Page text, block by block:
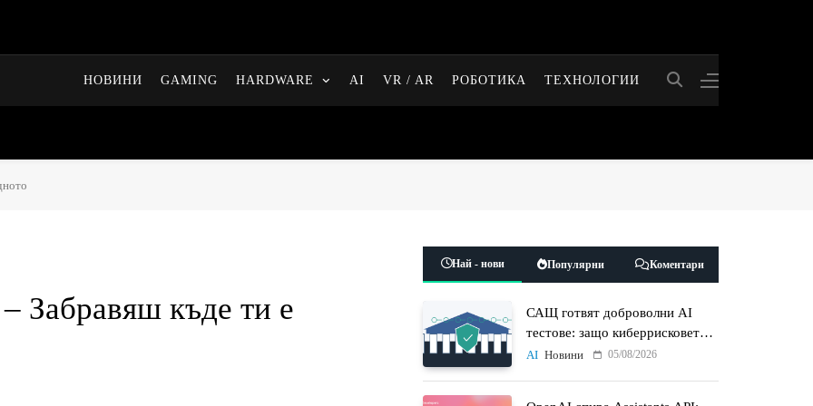
НОВИНИ GAMING HARDWARE AI VR / AR РОБОТИКА ТЕХНОЛОГИИ
Забравяш къде ти е
Най - нови Популярни Коментари
САЩ готвят доброволни AI
тестове: защо киберрисковете
на моделите стават
AI Новини 05/08/2026